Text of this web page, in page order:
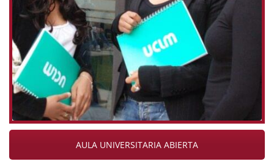
AULA UNIVERSITARIA ABIERTA